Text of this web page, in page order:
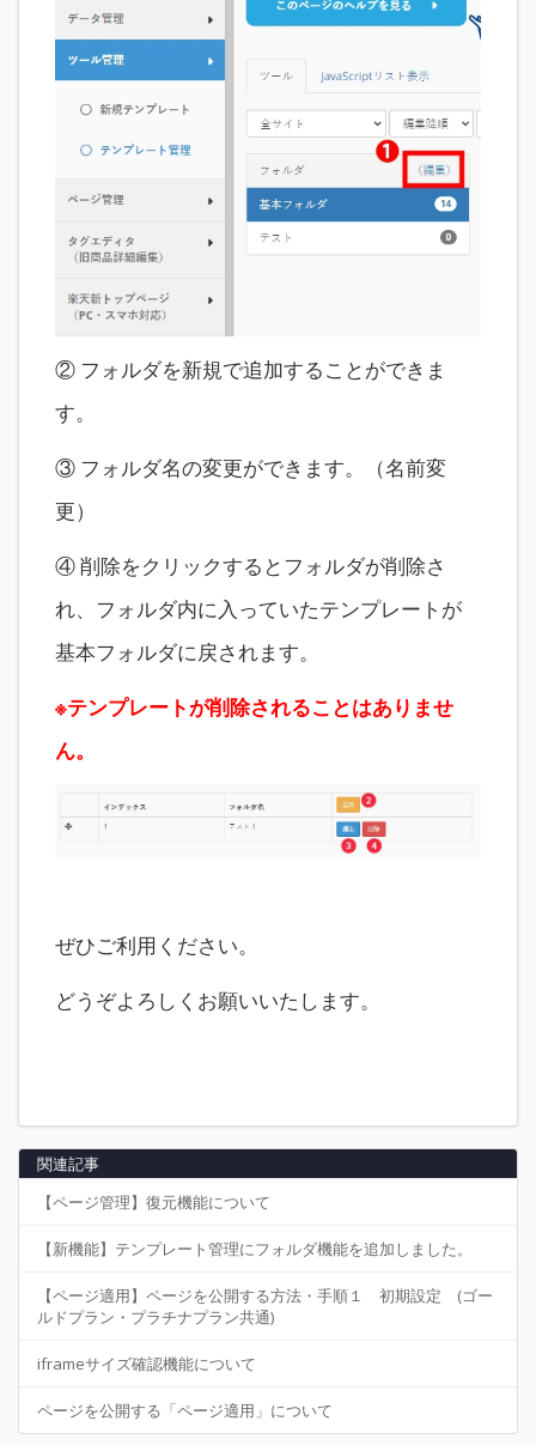
② フォルダを新規で追加することができま
す。
③ フォルダ名の変更ができます。（名前変
更）
④ 削除をクリックするとフォルダが削除さ
れ、フォルダ内に入っていたテンプレートが
基本フォルダに戻されます。
※テンプレートが削除されることはありませ
ん。
ぜひご利用ください。
どうぞよろしくお願いいたします。
関連記事
【ページ管理】復元機能について
【新機能】テンプレート管理にフォルダ機能を追加しました。
【ページ適用】ページを公開する方法・手順１ 初期設定 (ゴー
ルドプラン・プラチナプラン共通)
iframeサイズ確認機能について
ページを公開する「ページ適用」について